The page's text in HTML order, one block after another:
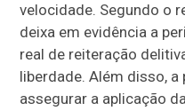
velocidade. Segundo o
deixa em evidência a
real de reiteração
liberdade. Além disso,
assegurar a aplicação